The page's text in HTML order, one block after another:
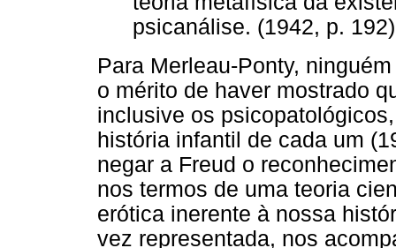
psicanálise. (1942, p. 192)
Para Merleau-Ponty,
o mérito de haver mostrado
inclusive os
história infantil de cada um
negar a Freud o
nos termos de uma teoria
erótica inerente à nossa
vez representada, nos